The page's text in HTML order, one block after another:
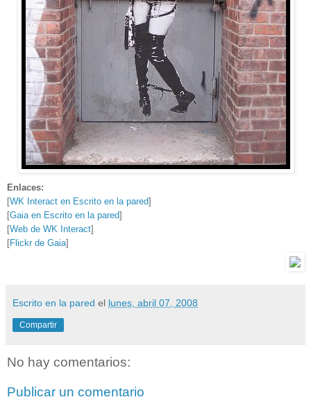
Enlaces:
[WK Interact en Escrito en la pared]
[Gaia en Escrito en la pared]
[Web de WK Interact]
[Flickr de Gaia]
Escrito en la pared el lunes, abril 07, 2008
Compartir
No hay comentarios:
Publicar un comentario